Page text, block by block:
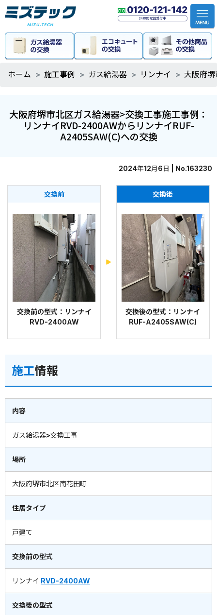
ホーム 施工事例 ガス給湯器 リンナイ 大阪府
大阪府堺市北区ガス給湯器>交換工事施工事例：
リンナイRVD-2400AWからリンナイRUF-
A2405SAW(C)への交換
2024年12月6日 | No.163230
交換前
交換前の型式：リンナイ
RVD-2400AW
交換後
交換後の型式：リンナイ
RUF-A2405SAW(C)
施工情報
内容
ガス給湯器>交換工事
場所
大阪府堺市北区南花田町
住居タイプ
戸建て
交換前の型式
リンナイ RVD-2400AW
交換後の型式